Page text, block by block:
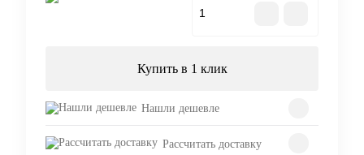
Купить в 1 клик
Нашли дешевле
Рассчитать доставку